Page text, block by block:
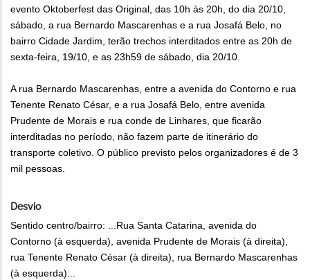
evento Oktoberfest das Original, das 10h às 20h, do dia 20/10,
sábado, a rua Bernardo Mascarenhas e a rua Josafá Belo, no
bairro Cidade Jardim, terão trechos interditados entre as 20h de
sexta-feira, 19/10, e as 23h59 de sábado, dia 20/10.
A rua Bernardo Mascarenhas, entre a avenida do Contorno e rua
Tenente Renato César, e a rua Josafá Belo, entre avenida
Prudente de Morais e rua conde de Linhares, que ficarão
interditadas no período, não fazem parte de itinerário do
transporte coletivo. O público previsto pelos organizadores é de 3
mil pessoas.
Desvio
Sentido centro/bairro: ...Rua Santa Catarina, avenida do
Contorno (à esquerda), avenida Prudente de Morais (à direita),
rua Tenente Renato César (à direita), rua Bernardo Mascarenhas
(à esquerda)...